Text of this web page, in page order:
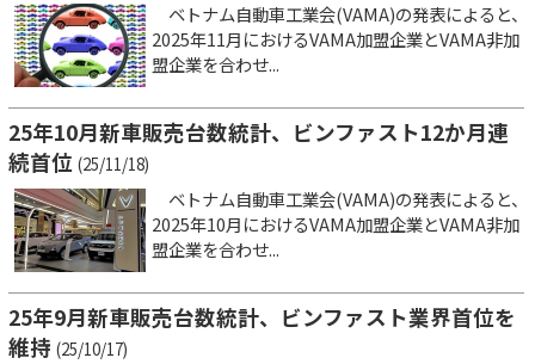
ベトナム自動車工業会(VAMA)の発表によると、
2025年11月におけるVAMA加盟企業とVAMA非加
盟企業を合わせ...
25年10月新車販売台数統計、ビンファスト12か月連
続首位 (25/11/18)
ベトナム自動車工業会(VAMA)の発表によると、
2025年10月におけるVAMA加盟企業とVAMA非加
盟企業を合わせ...
25年9月新車販売台数統計、ビンファスト業界首位を
維持 (25/10/17)